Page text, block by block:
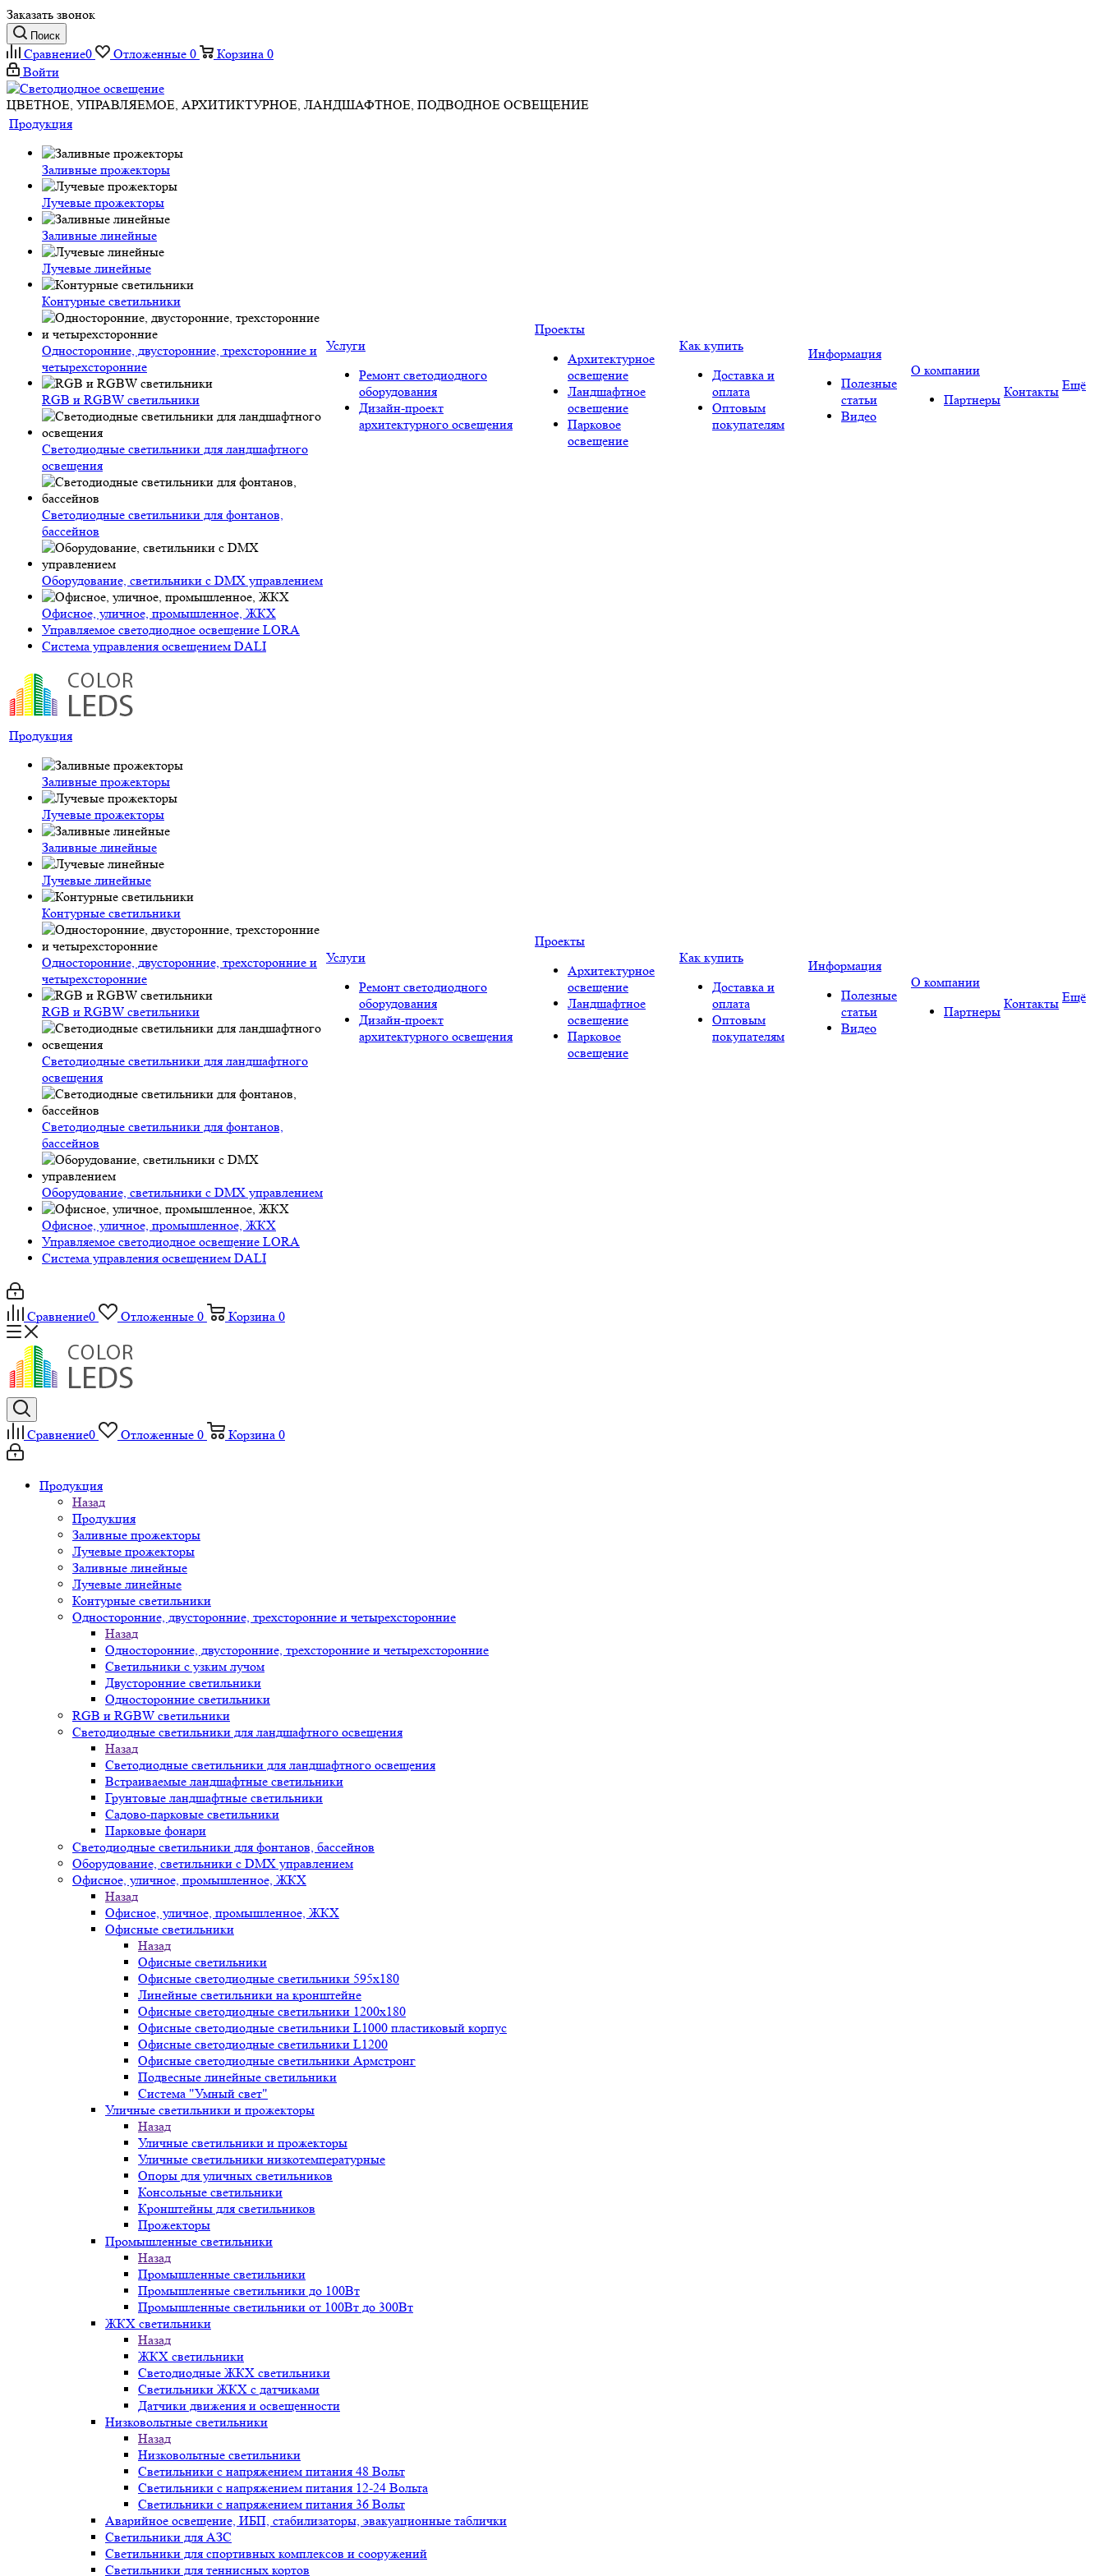
Заказать звонок
Поиск
Сравнение0 Отложенные 0 Корзина 0
Войти
ЦВЕТНОЕ, УПРАВЛЯЕМОЕ, АРХИТИКТУРНОЕ, ЛАНДШАФТНОЕ, ПОДВОДНОЕ ОСВЕЩЕНИЕ
Продукция
Заливные прожекторы
Лучевые прожекторы
Заливные линейные
Лучевые линейные
Контурные светильники
Односторонние, двусторонние, трехсторонние и
четырехсторонние
RGB и RGBW светильники
Светодиодные светильники для ландшафтного
освещения
Светодиодные светильники для фонтанов,
бассейнов
Оборудование, светильники с DMX управлением
Офисное, уличное, промышленное, ЖКХ
Управляемое светодиодное освещение LORA
Система управления освещением DALI
Услуги
Ремонт светодиодного
оборудования
Дизайн-проект
архитектурного освещения
Проекты
Архитектурное
освещение
Ландшафтное
освещение
Парковое
освещение
Как купить
Доставка и
оплата
Оптовым
покупателям
Информация
Полезные
статьи
Видео
О компании
Партнеры
Контакты Ещё
Продукция
Заливные прожекторы
Лучевые прожекторы
Заливные линейные
Лучевые линейные
Контурные светильники
Односторонние, двусторонние, трехсторонние и
четырехсторонние
RGB и RGBW светильники
Светодиодные светильники для ландшафтного
освещения
Светодиодные светильники для фонтанов,
бассейнов
Оборудование, светильники с DMX управлением
Офисное, уличное, промышленное, ЖКХ
Управляемое светодиодное освещение LORA
Система управления освещением DALI
Услуги
Ремонт светодиодного
оборудования
Дизайн-проект
архитектурного освещения
Проекты
Архитектурное
освещение
Ландшафтное
освещение
Парковое
освещение
Как купить
Доставка и
оплата
Оптовым
покупателям
Информация
Полезные
статьи
Видео
О компании
Партнеры
Контакты Ещё
Сравнение0 Отложенные 0 Корзина 0
Сравнение0 Отложенные 0 Корзина 0
Продукция
Назад
Продукция
Заливные прожекторы
Лучевые прожекторы
Заливные линейные
Лучевые линейные
Контурные светильники
Односторонние, двусторонние, трехсторонние и четырехсторонние
Назад
Односторонние, двусторонние, трехсторонние и четырехсторонние
Светильники с узким лучом
Двусторонние светильники
Односторонние светильники
RGB и RGBW светильники
Светодиодные светильники для ландшафтного освещения
Назад
Светодиодные светильники для ландшафтного освещения
Встраиваемые ландшафтные светильники
Грунтовые ландшафтные светильники
Садово-парковые светильники
Парковые фонари
Светодиодные светильники для фонтанов, бассейнов
Оборудование, светильники с DMX управлением
Офисное, уличное, промышленное, ЖКХ
Назад
Офисное, уличное, промышленное, ЖКХ
Офисные светильники
Назад
Офисные светильники
Офисные светодиодные светильники 595х180
Линейные светильники на кронштейне
Офисные светодиодные светильники 1200x180
Офисные светодиодные светильники L1000 пластиковый корпус
Офисные светодиодные светильники L1200
Офисные светодиодные светильники Армстронг
Подвесные линейные светильники
Система "Умный свет"
Уличные светильники и прожекторы
Назад
Уличные светильники и прожекторы
Уличные светильники низкотемпературные
Опоры для уличных светильников
Консольные светильники
Кронштейны для светильников
Прожекторы
Промышленные светильники
Назад
Промышленные светильники
Промышленные светильники до 100Вт
Промышленные светильники от 100Вт до 300Вт
ЖКХ светильники
Назад
ЖКХ светильники
Светодиодные ЖКХ светильники
Светильники ЖКХ с датчиками
Датчики движения и освещенности
Низковольтные светильники
Назад
Низковольтные светильники
Светильники с напряжением питания 48 Вольт
Светильники с напряжением питания 12-24 Вольта
Светильники с напряжением питания 36 Вольт
Аварийное освещение, ИБП, стабилизаторы, эвакуационные таблички
Светильники для АЗС
Светильники для спортивных комплексов и сооружений
Светильники для теннисных кортов